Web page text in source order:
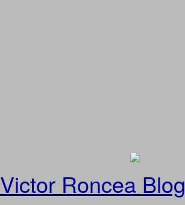
Victor Roncea Blog